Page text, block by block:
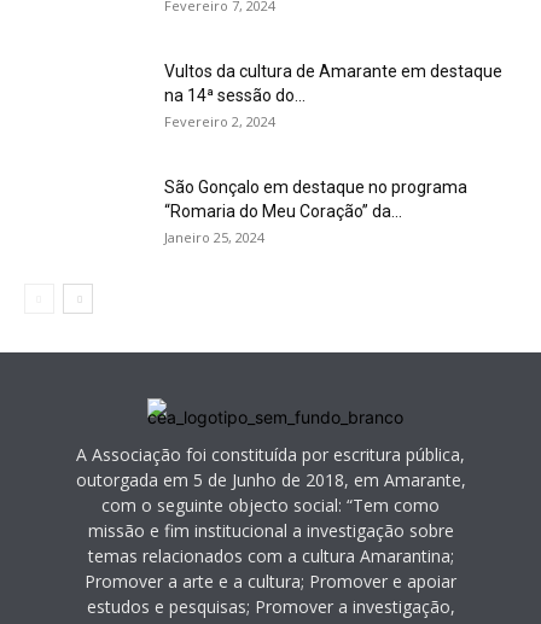
Fevereiro 7, 2024
Vultos da cultura de Amarante em destaque
na 14ª sessão do...
Fevereiro 2, 2024
São Gonçalo em destaque no programa
“Romaria do Meu Coração” da...
Janeiro 25, 2024
A Associação foi constituída por escritura pública,
outorgada em 5 de Junho de 2018, em Amarante,
com o seguinte objecto social: “Tem como
missão e fim institucional a investigação sobre
temas relacionados com a cultura Amarantina;
Promover a arte e a cultura; Promover e apoiar
estudos e pesquisas; Promover a investigação,